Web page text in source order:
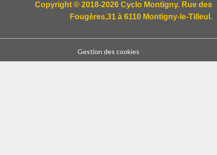
Copyright © 2018-2026 Cyclo Montigny. Rue des
Fougères,31 à 6110 Montigny-le-Tilleul.
Gestion des cookies